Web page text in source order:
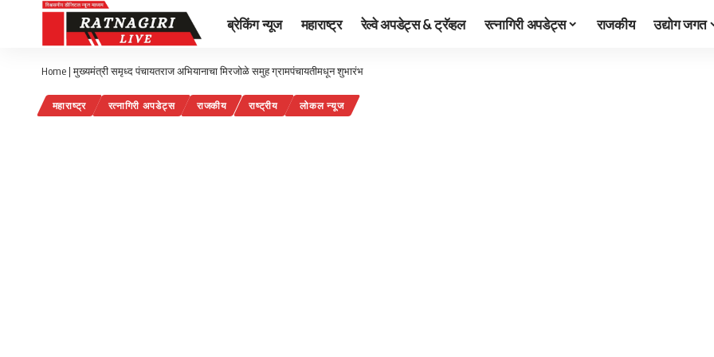
ब्रेकिंग न्यूज महाराष्ट्र रेल्वे अपडेट्स & ट्रॅव्हल रत्नागिरी अपडेट्स राजकीय उद्योग जगत
Home |मुख्यमंत्री समृध्द पंचायतराज अभियानाचा मिरजोळे समुह ग्रामपंचायतीमधून शुभारंभ
महाराष्ट्र रत्नागिरी अपडेट्स राजकीय राष्ट्रीय लोकल न्यूज